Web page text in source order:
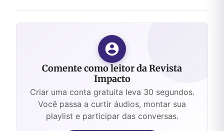
Comente como leitor da Revista
Impacto
Criar uma conta gratuita leva 30 segundos.
Você passa a curtir áudios, montar sua
playlist e participar das conversas.